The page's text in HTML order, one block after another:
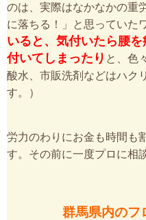
のは、実際はなかなかの重
に落ちる！」と思っていた
いると、気付いたら腰
付いてしまったり と、色
酸水、市販洗剤などはハク
す。）
労力のわりにお金も時間も
す。その前に一度プロに相
群馬県内のフ